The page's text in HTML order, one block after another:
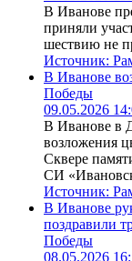
В Иванове
приняли
шествию не
Источник:
В Иванове
Победы
09.05.2026
В Иванове в
возложения
Сквере
СИ
Источник:
В Иванове
поздравили
Победы
08.05.2026